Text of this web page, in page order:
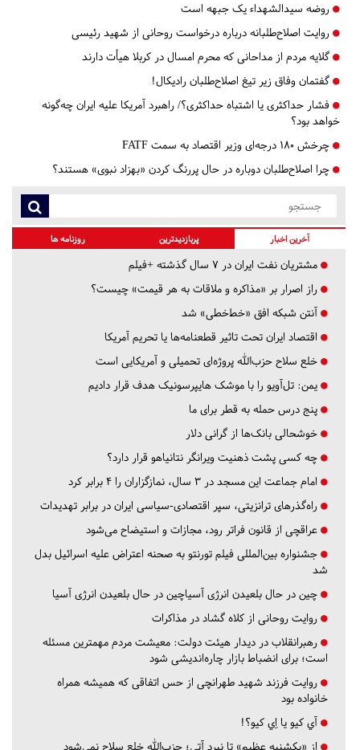
روضه سیدالشهداء یک جبهه است
روایت اصلاح‌طلبانه درباره درخواست روحانی از شهید رئیسی
گلایه مردم از مداحانی که محرم امسال در کربلا هیأت دارند
گفتمان وفاق زیر تیغ اصلاح‌طلبان رادیکال!
فشار حداکثری یا اشتباه حداکثری؟/ راهبرد آمریکا علیه ایران چه‌گونه
خواهد بود؟
چرخش ۱۸۰ درجه‌ای وزیر اقتصاد به سمت FATF
چرا اصلاح‌طلبان دوباره در حال پررنگ کردن «بهزاد نبوی» هستند؟
آخرین اخبار پربازدیدترین روزنامه ها
مشتریان نفت ایران در ۷ سال گذشته +فیلم
راز اصرار بر «مذاکره و ملاقات به هر قیمت» چیست؟
آنتن شبکه افق «خط‌خطی» شد
اقتصاد ایران تحت تاثیر قطعنامه‌ها یا تحریم‌ آمریکا
خلع سلاح حزب‌الله پروژه‌ای تحمیلی و آمریکایی است
یمن: تل‌آویو را با موشک هایپرسونیک هدف قرار دادیم
پنج درس‌ حمله به قطر برای ما
خوشحالی بانک‌ها از گرانی دلار
چه کسی پشت ذهنیت ویرانگر نتانیاهو قرار دارد؟
امام جماعت این مسجد در ۳ سال، نمازگزاران را ۴ برابر کرد
راه‌گذرهای ترانزیتی، سپر اقتصادی-سیاسی ایران در برابر تهدیدات
عراقچی از قانون فراتر رود، مجازات و استیضاح می‌شود
جشنواره بین‌المللی فیلم تورنتو به صحنه اعتراض علیه اسرائیل بدل
شد
چین در حال بلعیدن انرژی آسیاچین در حال بلعیدن انرژی آسیا
روایت روحانی از کلاه گشاد در مذاکرات
رهبرانقلاب در دیدار هیئت دولت: معیشت مردم مهمترین مسئله
است؛ برای انضباط بازار چاره‌اندیشی شود
روایت فرزند شهید طهرانچی از حس اتفاقی که همیشه همراه
خانواده بود
آي كيو يا اِي كيو؟!
از «یکشنبه عظیم» تا نبرد آتی؛ حزب‌الله خلع سلاح نمی‌شود